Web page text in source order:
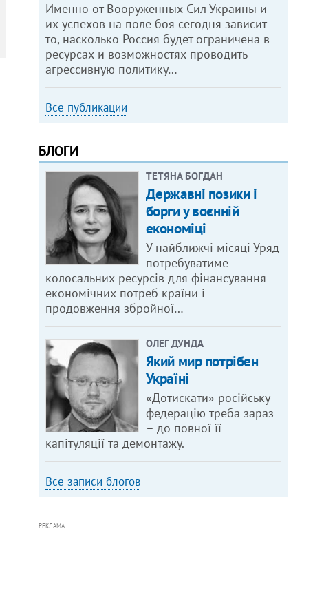
Именно от Вооруженных Сил Украины и
их успехов на поле боя сегодня зависит
то, насколько Россия будет ограничена в
ресурсах и возможностях проводить
агрессивную политику…
Все публикации
БЛОГИ
ТЕТЯНА БОГДАН
Державні позики і
борги у воєнній
економіці
У найближчі місяці Уряд
потребуватиме
колосальних ресурсів для фінансування
економічних потреб країни і
продовження збройної…
ОЛЕГ ДУНДА
Який мир потрібен
Україні
«Дотискати» російську
федерацію треба зараз
– до повної її
капітуляції та демонтажу.
Все записи блогов
РЕКЛАМА